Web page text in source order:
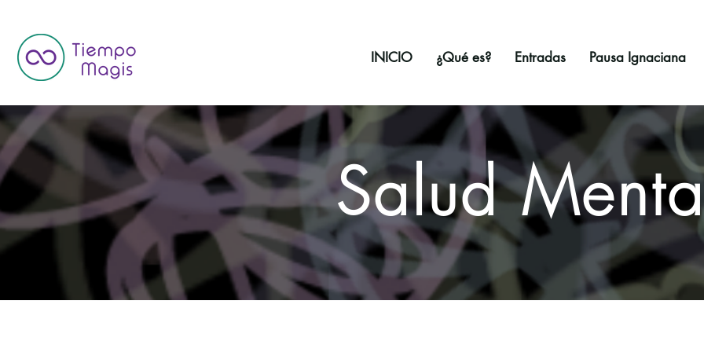
INICIO ¿Qué es? Entradas Pausa Ignaciana
Salud